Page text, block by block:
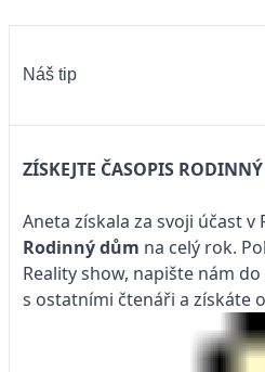
Náš tip
ZÍSKEJTE ČASOPIS
Aneta získala za svoji účast v
Rodinný dům na celý rok.
Reality show, napište nám
s ostatními čtenáři a získáte